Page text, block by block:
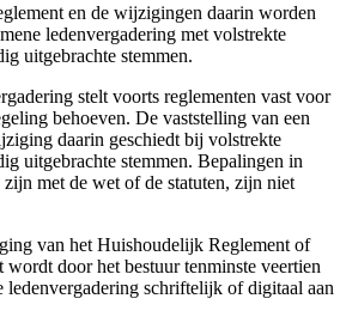
en de wijzigingen daarin worden
ledenvergadering met volstrekte
uitgebrachte stemmen.
stelt voorts reglementen vast voor
behoeven. De vaststelling van een
daarin geschiedt bij volstrekte
uitgebrachte stemmen. Bepalingen in
met de wet of de statuten, zijn niet
van het Huishoudelijk Reglement of
wordt door het bestuur tenminste veertien
ledenvergadering schriftelijk of digitaal aan